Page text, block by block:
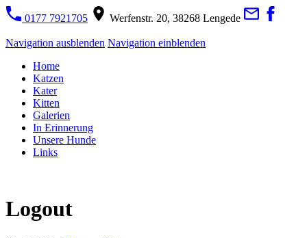
0177 7921705 Werfenstr. 20, 38268 Lengede
Navigation ausblenden Navigation einblenden
Home
Katzen
Kater
Kitten
Galerien
In Erinnerung
Unsere Hunde
Links
Logout